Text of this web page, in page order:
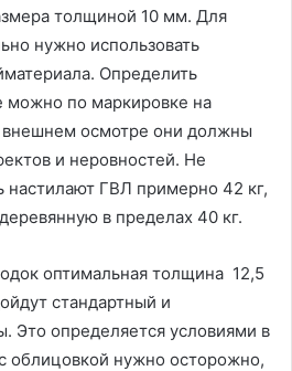
толщиной 10 мм. Для
нужно использовать
Определить
можно по маркировке на
осмотре они должны
и неровностей. Не
настилают ГВЛ примерно 42 кг,
в пределах 40 кг.
оптимальная толщина 12,5
стандартный и
Это определяется условиями в
облицовкой нужно осторожно,